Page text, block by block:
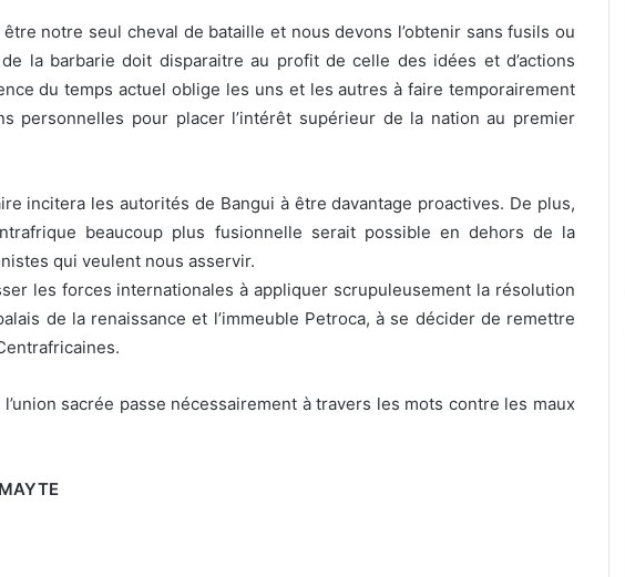
être notre seul cheval de bataille et nous devons l’obtenir sans fusils ou
la barbarie doit disparaitre au profit de celle des idées et d’actions
du temps actuel oblige les uns et les autres à faire temporairement
personnelles pour placer l’intérêt supérieur de la nation au premier
incitera les autorités de Bangui à être davantage proactives. De plus,
beaucoup plus fusionnelle serait possible en dehors de la
qui veulent nous asservir.
les forces internationales à appliquer scrupuleusement la résolution
de la renaissance et l’immeuble Petroca, à se décider de remettre
sacrée passe nécessairement à travers les mots contre les maux